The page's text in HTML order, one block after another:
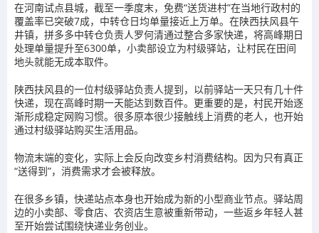
在河南试点县城，截至一季度末，免费“送货进村”在当地行政村的
覆盖率已突破7成，中转仓日均单量接近上万单。在陕西扶风县午
井镇，拼多多中转仓负责人罗何清通过整合多家快递，将高峰期日
处理单量提升至6300单，小卖部设立为村级驿站，让村民在田间
地头就能无成本取件。
陕西扶风县的一位村级驿站负责人提到，以前驿站一天只有几十件
快递，现在高峰时期一天能达到数百件。更重要的是，村民开始逐
渐形成稳定网购习惯。很多原本很少接触线上消费的老人，也开始
通过村级驿站购买生活用品。
物流末端的变化，实际上会反向改变乡村消费结构。因为只有真正
“送得到”，消费需求才会被释放。
在很多乡镇，快递站点本身也开始成为新的小型商业节点。驿站周
边的小卖部、零食店、农资店生意被重新带动，一些返乡年轻人甚
至开始尝试围绕快递业务创业。